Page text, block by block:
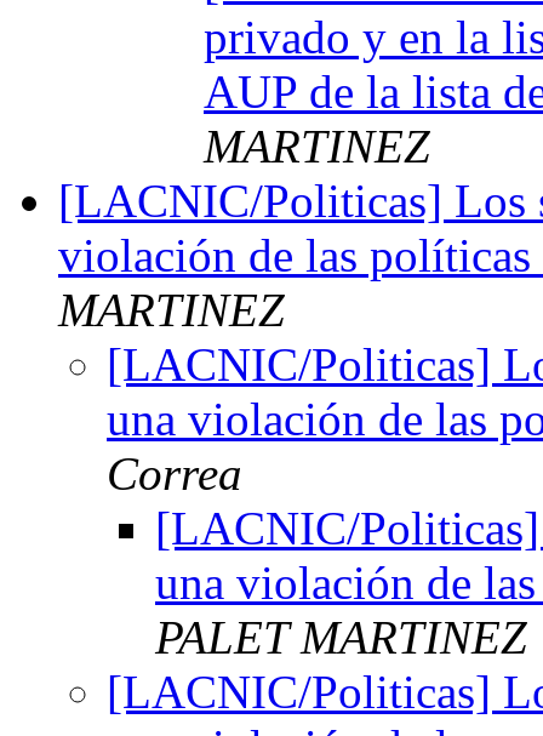
privado y en la
AUP de la lista
MARTINEZ
[LACNIC/Politicas] Los
violación de las
MARTINEZ
[LACNIC/Politicas]
una violación de las
Correa
[LACNIC/Politicas]
una violación de
PALET MARTINEZ
[LACNIC/Politicas]